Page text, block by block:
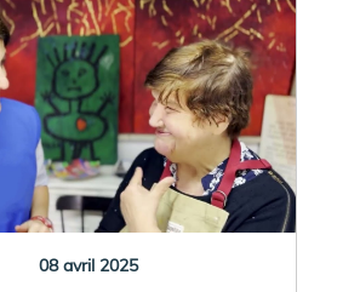
08 avril 2025